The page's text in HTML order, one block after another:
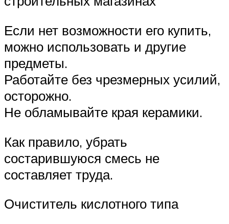
Если нет возможности его купить,
можно использовать и другие
предметы.
Работайте без чрезмерных усилий,
осторожно.
Не обламывайте края керамики.
Как правило, убрать
состарившуюся смесь не
составляет труда.
Очиститель кислотного типа